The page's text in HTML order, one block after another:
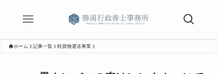
ホーム 記事一覧 軽貨物運送事業